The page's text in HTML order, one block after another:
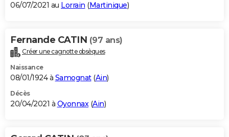
06/07/2021 au Lorrain (Martinique)
Fernande CATIN (97 ans)
Créer une cagnotte obsèques
Naissance
08/01/1924 à Samognat(Ain)
Décès
20/04/2021 à Oyonnax(Ain)